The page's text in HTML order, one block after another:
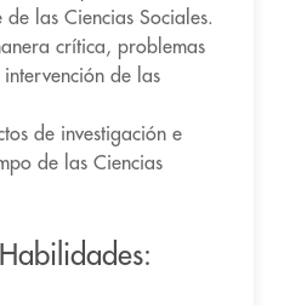
las Ciencias Sociales.
crítica, problemas
de las
de investigación e
de las Ciencias